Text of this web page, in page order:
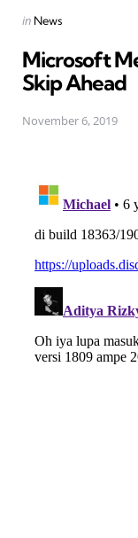
Posted
in News
Microsoft
Skip Ahead
November 6, 2019